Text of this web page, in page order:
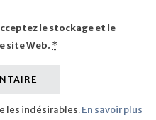
le stockage et le
site Web. *
les indésirables.En savoir plus